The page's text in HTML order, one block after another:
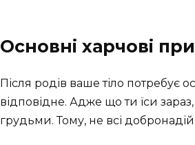
Основні харчові
Після родів ваше тіло потребує
відповідне. Адже що ти їси
грудьми. Тому, не всі